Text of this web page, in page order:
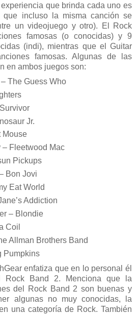
que brinda cada uno es
que incluso la misma canción se
un videojuego y otro). El Rock
famosas (o conocidas) y 9
(indi), mientras que el Guitar
famosas. Algunas de las
en ambos juegos son:
The Guess Who
Jr.
Mouse
– Fleetwood Mac
Pickups
Bon Jovi
Eat World
Addiction
– Blondie
Coil
Allman Brothers Band
Pumpkins
enfatiza que en lo personal él
Rock Band 2. Menciona que la
del Rock Band 2 son buenas y
algunas no muy conocidas, la
una categoría de Rock. También